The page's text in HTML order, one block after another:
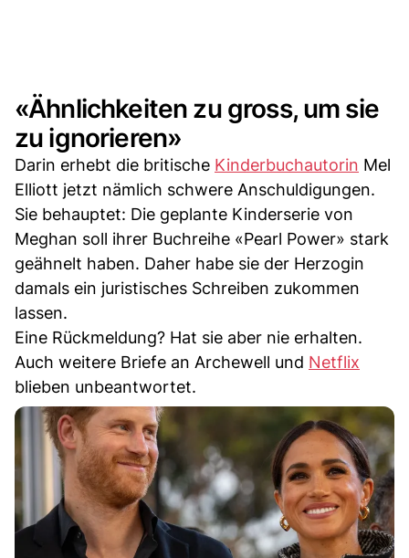
«Ähnlichkeiten zu gross, um sie
zu ignorieren»
Darin erhebt die britische Kinderbuchautorin Mel
Elliott jetzt nämlich schwere Anschuldigungen.
Sie behauptet: Die geplante Kinderserie von
Meghan soll ihrer Buchreihe «Pearl Power» stark
geähnelt haben. Daher habe sie der Herzogin
damals ein juristisches Schreiben zukommen
lassen.
Eine Rückmeldung? Hat sie aber nie erhalten.
Auch weitere Briefe an Archewell und Netflix
blieben unbeantwortet.